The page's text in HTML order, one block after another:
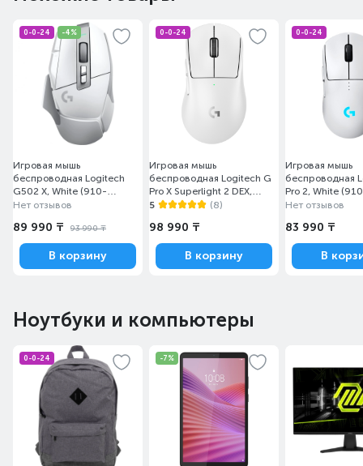
0-0-24 -4%
Игровая мышь
беспроводная Logitech
G502 X, White (910-
006189)
Нет отзывов
89 990 ₸ 93 990 ₸
В корзину
0-0-24
Игровая мышь
беспроводная Logitech G
Pro X Superlight 2 DEX,
White (910-007365)
5 (8)
98 990 ₸
В корзину
0-0-24
Игровая мышь
беспроводная
Pro 2, White
Нет отзывов
83 990 ₸
В
Ноутбуки и компьютеры
0-0-24 -7%